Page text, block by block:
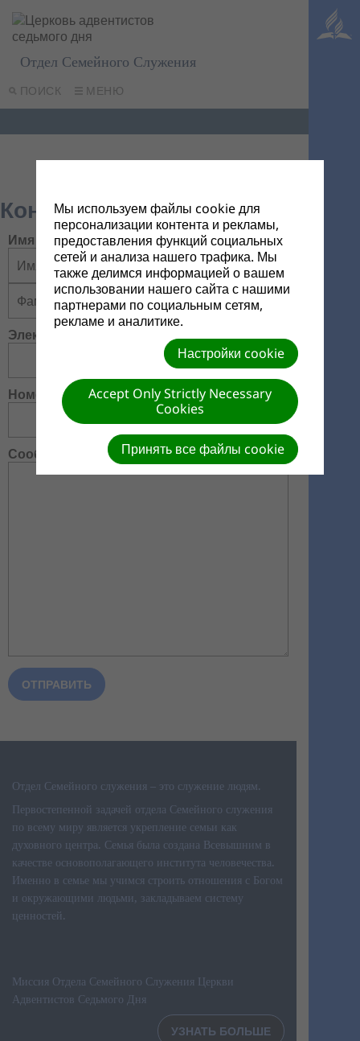
ПОИСК МЕНЮ
Отдел Семейного Служения
Контакты
Имя
Электронная почта
Номер телефона
Сообщение
Отдел Семейного служения – это служение людям.
Первостепенной задачей отдела Семейного служения
по всему миру является укрепление семьи как
духовного центра. Семья была создана Всевышним в
качестве основополагающего института человечества.
Именно в семье мы учимся строить отношения с Богом
и окружающими людьми, закладываем систему
ценностей.
Миссия Отдела Семейного Служения Церкви
Адвентистов Седьмого Дня
УЗНАТЬ БОЛЬШЕ
Мы используем файлы cookie для
персонализации контента и рекламы,
предоставления функций социальных
сетей и анализа нашего трафика. Мы
также делимся информацией о вашем
использовании нашего сайта с нашими
партнерами по социальным сетям,
рекламе и аналитике.
Настройки cookie
Accept Only Strictly Necessary
Cookies
Принять все файлы cookie